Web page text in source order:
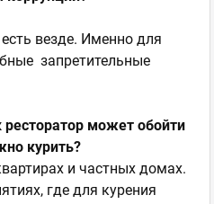
везде. Именно для
запретительные
может обойти
курить?
и частных домах.
где для курения